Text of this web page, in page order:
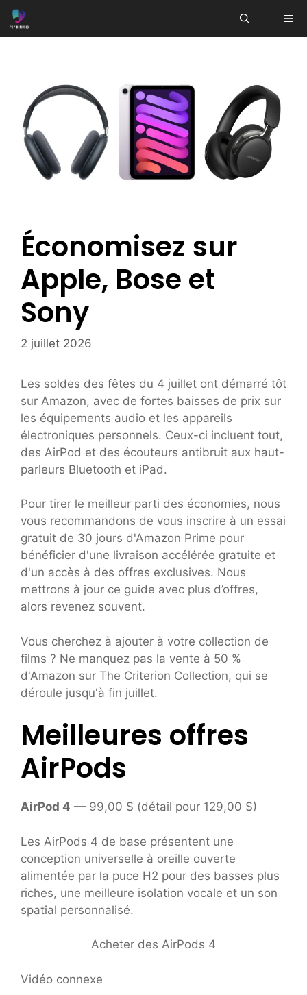
Aller
au
Économisez sur
Apple, Bose et
Sony
2 juillet 2026
Les soldes des fêtes du 4 juillet ont démarré tôt
sur Amazon, avec de fortes baisses de prix sur
les équipements audio et les appareils
électroniques personnels. Ceux-ci incluent tout,
des AirPod et des écouteurs antibruit aux haut-
parleurs Bluetooth et iPad.
Pour tirer le meilleur parti des économies, nous
vous recommandons de vous inscrire à un essai
gratuit de 30 jours d'Amazon Prime pour
bénéficier d'une livraison accélérée gratuite et
d'un accès à des offres exclusives. Nous
mettrons à jour ce guide avec plus d’offres,
alors revenez souvent.
Vous cherchez à ajouter à votre collection de
films ? Ne manquez pas la vente à 50 %
d'Amazon sur The Criterion Collection, qui se
déroule jusqu'à fin juillet.
Meilleures offres
AirPods
AirPod 4 — 99,00 $ (détail pour 129,00 $)
Les AirPods 4 de base présentent une
conception universelle à oreille ouverte
alimentée par la puce H2 pour des basses plus
riches, une meilleure isolation vocale et un son
spatial personnalisé.
Acheter des AirPods 4
Vidéo connexe